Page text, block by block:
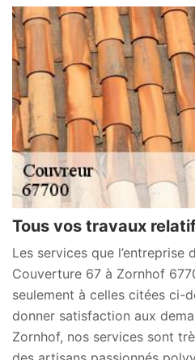
Tous vos travaux
Les services que l’entreprise
Couverture 67 à Zornhof
seulement à celles citées ci-
donner satisfaction aux
Zornhof, nos services sont